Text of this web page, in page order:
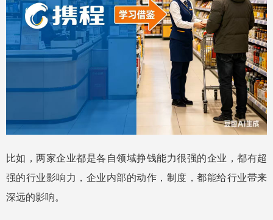
比如，两家企业都是各自领域挣钱能力很强的企业，都有超
强的行业影响力，企业内部的动作，制度，都能给行业带来
深远的影响。